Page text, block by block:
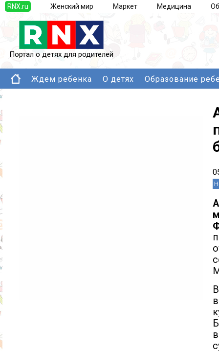
RNX.ru Женский мир Маркет Медицина
Портал о детях для родителей
Ждем ребенка О детях Образование